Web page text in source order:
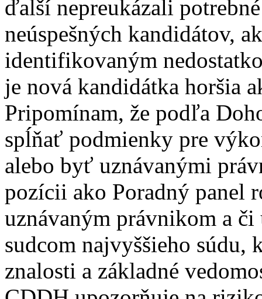
ďalší nepreukázali
neúspešných kandidátov,
identifikovaným
je nová kandidátka horšia
Pripomínam, že podľa
spĺňať podmienky pre
alebo byť uznávanými
pozícii ako Poradný panel
uznávaným právnikom a
sudcom najvyššieho súdu,
znalosti a základné